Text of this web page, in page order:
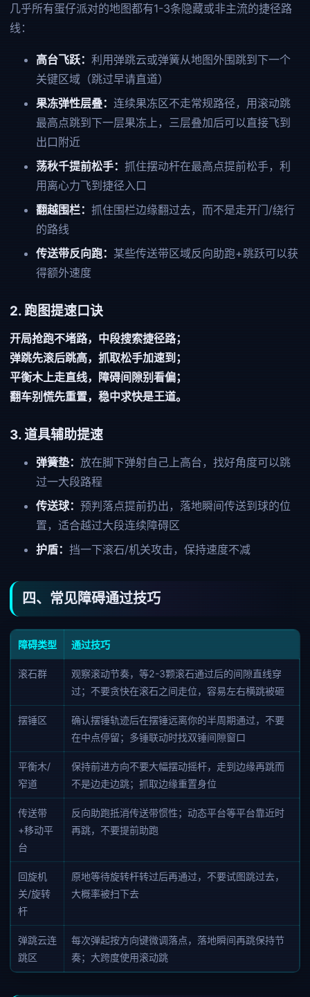
几乎所有蛋仔派对的地图都有1-3条隐藏或非主流的捷径路
线：
高台飞跃： 利用弹跳云或弹簧从地图外围跳到下一个
关键区域（跳过早请直道）
果冻弹性层叠： 连续果冻区不走常规路径，用滚动跳
最高点跳到下一层果冻上，三层叠加后可以直接飞到
出口附近
荡秋千提前松手： 抓住摆动杆在最高点提前松手，利
用离心力飞到捷径入口
翻越围栏： 抓住围栏边缘翻过去，而不是走开门/绕行
的路线
传送带反向跑： 某些传送带区域反向助跑+跳跃可以获
得额外速度
2. 跑图提速口诀
开局抢跑不堵路，中段搜索捷径路；
弹跳先滚后跳高，抓取松手加速到；
平衡木上走直线，障碍间隙别看偏；
翻车别慌先重置，稳中求快是王道。
3. 道具辅助提速
弹簧垫： 放在脚下弹射自己上高台，找好角度可以跳
过一大段路程
传送球： 预判落点提前扔出，落地瞬间传送到球的位
置，适合越过大段连续障碍区
护盾： 挡一下滚石/机关攻击，保持速度不减
四、常见障碍通过技巧
障碍类型 通过技巧
滚石群
观察滚动节奏，等2-3颗滚石通过后的间隙直线穿
过；不要贪快在滚石之间走位，容易左右横跳被砸
摆锤区
确认摆锤轨迹后在摆锤远离你的半周期通过，不要
在中点停留；多锤联动时找双锤间隙窗口
平衡木/
窄道
保持前进方向不要大幅摆动摇杆，走到边缘再跳而
不是边走边跳；抓取边缘重置身位
传送带
+移动平
台
反向助跑抵消传送带惯性；动态平台等平台靠近时
再跳，不要提前助跑
回旋机
关/旋转
杆
原地等待旋转杆转过后再通过，不要试图跳过去，
大概率被扫下去
弹跳云连
跳区
每次弹起按方向键微调落点，落地瞬间再跳保持节
奏；大跨度使用滚动跳